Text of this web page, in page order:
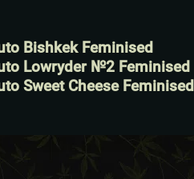
Bishkek Feminised
Lowryder №2 Feminised
Sweet Cheese Feminised